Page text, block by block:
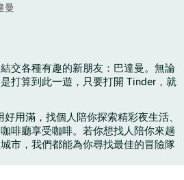
曼
交各種有趣的新朋友：巴達曼。無論
打算到此一遊，只要打開 Tinder，就
用滿，找個人陪你探索精彩夜生活、
啡廳享受咖啡。若你想找人陪你來趟
市，我們都能為你尋找最佳的冒險隊